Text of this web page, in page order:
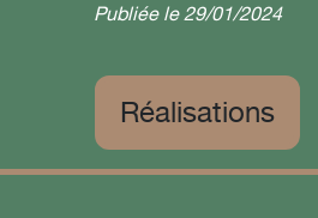
Publiée le 29/01/2024
Réalisations